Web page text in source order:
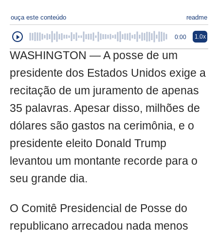
ouça este conteúdo readme
0:00 1.0x
WASHINGTON — A posse de um
presidente dos Estados Unidos exige a
recitação de um juramento de apenas
35 palavras. Apesar disso, milhões de
dólares são gastos na cerimônia, e o
presidente eleito Donald Trump
levantou um montante recorde para o
seu grande dia.
O Comitê Presidencial de Posse do
republicano arrecadou nada menos